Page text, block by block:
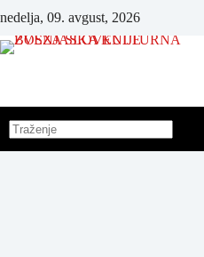
nedelja, 09. avgust, 2026